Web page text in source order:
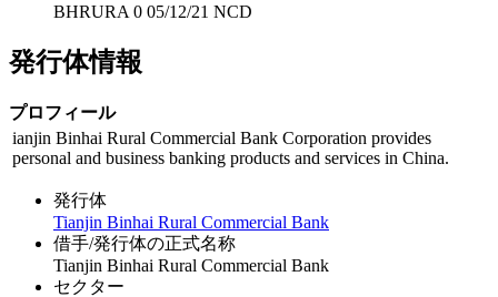
BHRURA 0 05/12/21 NCD
発行体情報
プロフィール
ianjin Binhai Rural Commercial Bank Corporation provides
personal and business banking products and services in China.
発行体
Tianjin Binhai Rural Commercial Bank
借手/発行体の正式名称
Tianjin Binhai Rural Commercial Bank
セクター